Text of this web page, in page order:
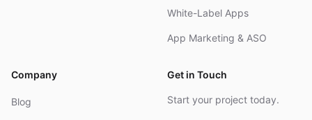
White-Label Apps
App Marketing & ASO
Company
Blog
Get in Touch
Start your project today.